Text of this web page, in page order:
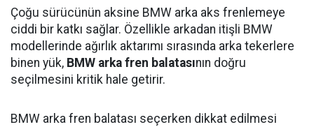
Çoğu sürücünün aksine BMW arka aks frenlemeye
ciddi bir katkı sağlar. Özellikle arkadan itişli BMW
modellerinde ağırlık aktarımı sırasında arka tekerlere
binen yük, BMW arka fren balatasının doğru
seçilmesini kritik hale getirir.
BMW arka fren balatası seçerken dikkat edilmesi